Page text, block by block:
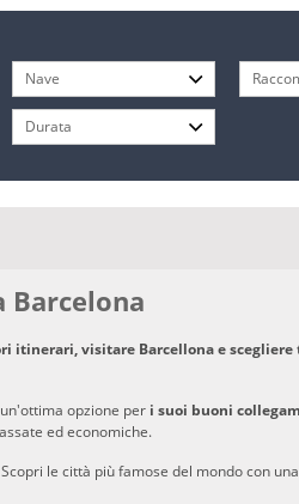
Barcelona
itinerari, visitare Barcellona e
opzione per i suoi buoni
ed economiche.
le città più famose del mondo con una